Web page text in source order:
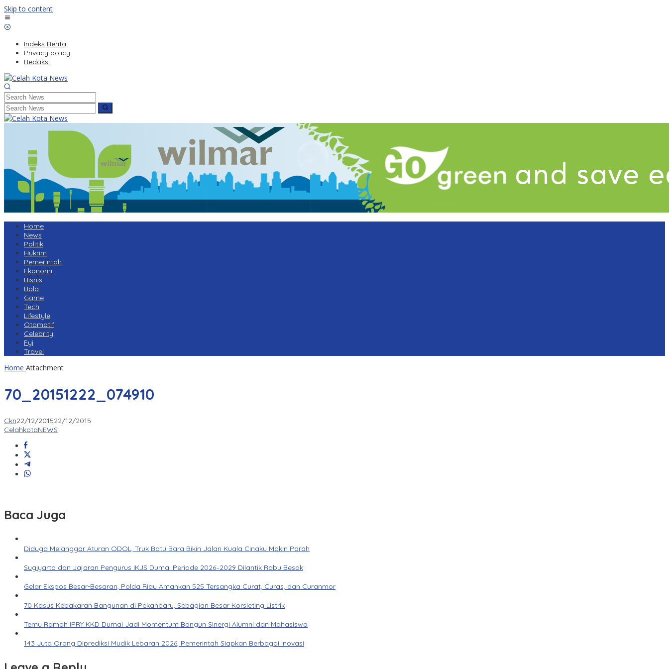
Skip to content
Indeks Berita
Privacy policy
Redaksi
Home
News
Politik
Hukrim
Pemerintah
Ekonomi
Bisnis
Bola
Game
Tech
Lifestyle
Otomotif
Celebrity
Fyi
Travel
Home Attachment
70_20151222_074910
Ckn22/12/201522/12/2015
CelahkotaNEWS
Baca Juga
Diduga Melanggar Aturan ODOL, Truk Batu Bara Bikin Jalan Kuala Cinaku Makin Parah
Sugiyarto dan Jajaran Pengurus IKJS Dumai Periode 2026–2029 Dilantik Rabu Besok
Gelar Ekspos Besar-Besaran, Polda Riau Amankan 525 Tersangka Curat, Curas, dan Curanmor
70 Kasus Kebakaran Bangunan di Pekanbaru, Sebagian Besar Korsleting Listrik
Temu Ramah IPRY KKD Dumai Jadi Momentum Bangun Sinergi Alumni dan Mahasiswa
143 Juta Orang Diprediksi Mudik Lebaran 2026, Pemerintah Siapkan Berbagai Inovasi